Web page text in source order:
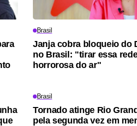
Brasil
Janja cobra bloqueio do
no Brasil: "tirar essa
horrorosa do ar"
Brasil
Tornado atinge Rio
pela segunda vez em